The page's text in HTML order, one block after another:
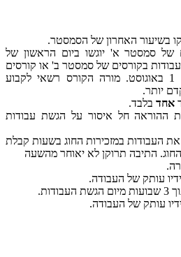
בשיעור האחרון של הסמסטר.
של סמסטר א' יוגשו ביום הראשון של
בקורסים של סמסטר ב' או קורסים
שנתיים יוגשו ב- 1 באוגוסט. מורה הקורס רשאי לקבוע
יותר.
אחד בלבד.
ההוראה חל איסור על הגשת עבודות
את העבודות במזכירות החוג בשעות קבלת
התיבה תרוקן לא יאוחר מהשעה
עותק של העבודה.
עותק של העבודה.